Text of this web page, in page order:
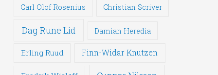
Carl Olof Rosenius Christian Scriver
Dag Rune Lid Damian Heredia
Erling Ruud Finn-Widar Knutzen